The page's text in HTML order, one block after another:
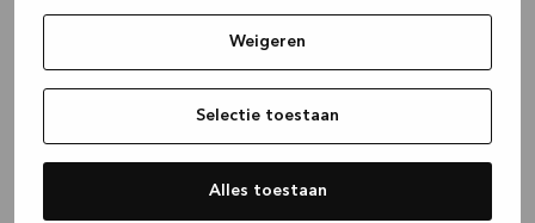
Weigeren
Selectie toestaan
Alles toestaan
(see the browser console for more
information).